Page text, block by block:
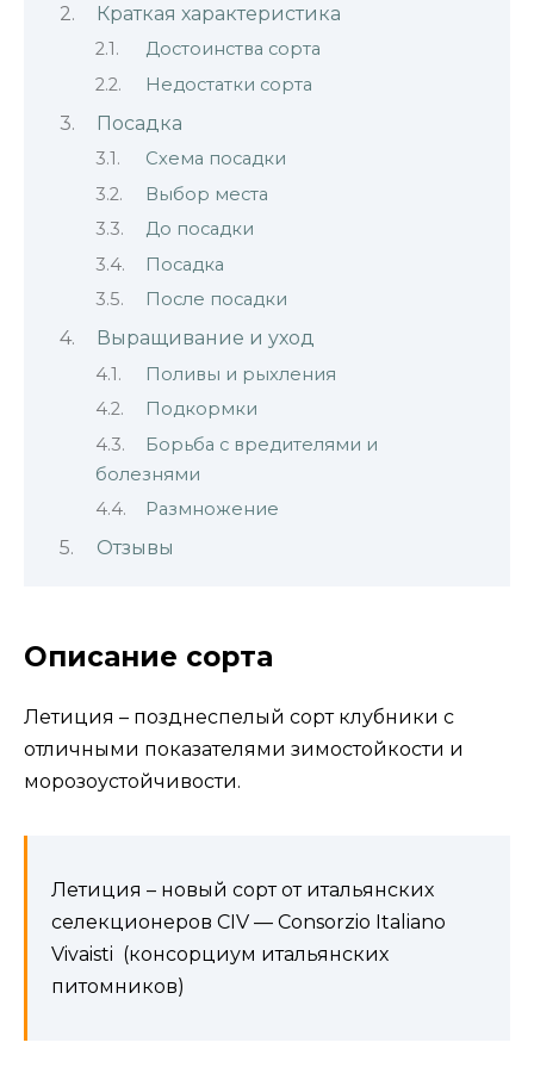
Краткая характеристика
Достоинства сорта
Недостатки сорта
Посадка
Схема посадки
Выбор места
До посадки
Посадка
После посадки
Выращивание и уход
Поливы и рыхления
Подкормки
Борьба с вредителями и
болезнями
Размножение
Отзывы
Описание сорта
Летиция – позднеспелый сорт клубники с
отличными показателями зимостойкости и
морозоустойчивости.
Летиция – новый сорт от итальянских
селекционеров CIV — Consorzio Italiano
Vivaisti (консорциум итальянских
питомников)